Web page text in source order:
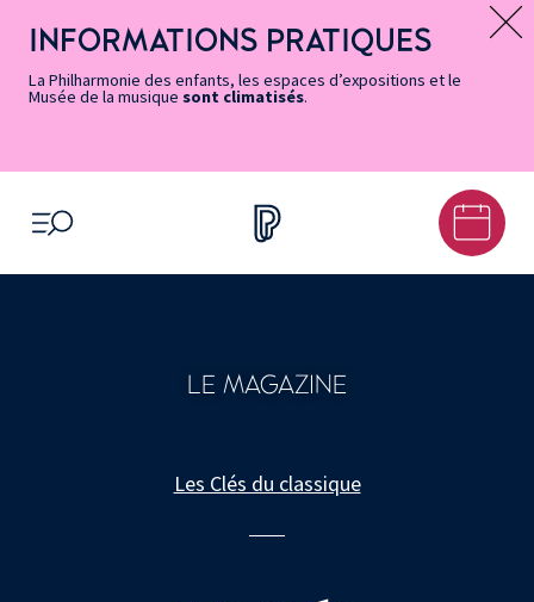
page
Accessibilité
accès
rapides
principal
contenu
principal
page
Message d’information
INFORMATIONS PRATIQUES
La Philharmonie des enfants, les espaces d’expositions et le
Musée de la musique sont climatisés.
OUVRIR LE MENU
LE MAGAZINE
Les Clés du classique